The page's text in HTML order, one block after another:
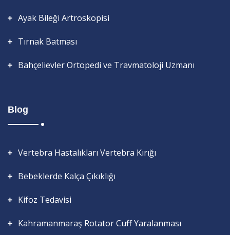
Ayak Bileği Artroskopisi
Tırnak Batması
Bahçelievler Ortopedi ve Travmatoloji Uzmanı
Blog
Vertebra Hastalıkları Vertebra Kırığı
Bebeklerde Kalça Çıkıklığı
Kifoz Tedavisi
Kahramanmaraş Rotator Cuff Yaralanması